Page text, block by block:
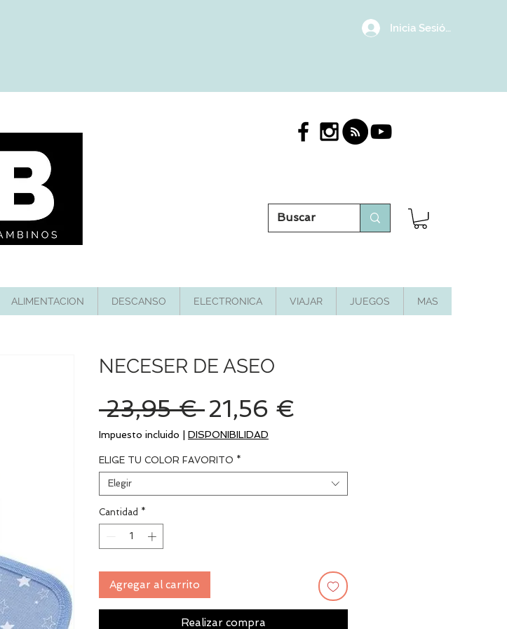
Inicia Sesión/
ALIMENTACION DESCANSO ELECTRONICA VIAJAR JUEGOS MAS
NECESER DE ASEO
23,95 € Precio
21,56 €
oferta
Impuesto incluido DISPONIBILIDAD
ELIGE TU COLOR FAVORITO *
Elegir
Cantidad *
Agregar al carrito
Realizar compra